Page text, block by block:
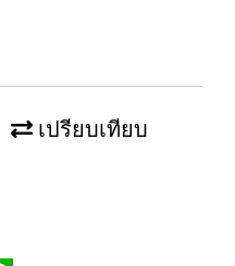
เปรียบเทียบ